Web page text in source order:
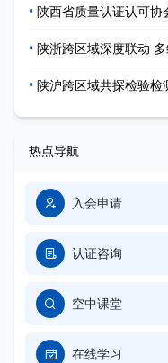
• 陕西省质量认证认可
• 陕浙跨区域深度联动
• 陕沪跨区域共探检验
热点导航
入会申请
认证咨询
空中课堂
在线学习